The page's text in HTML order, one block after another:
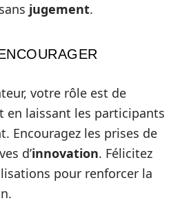
jugement.
votre rôle est de
en laissant les participants
Encouragez les prises de
d’innovation. Félicitez
pour renforcer la